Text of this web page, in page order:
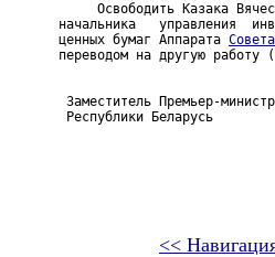
Освободить Казака
начальника   управления
ценных бумаг Аппарата
переводом на другую
Заместитель Премьер-
Республики
<<